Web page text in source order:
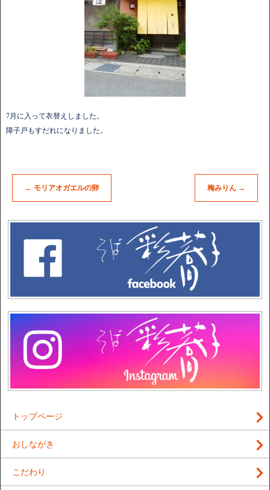
7月に入って衣替えしました。
障子戸もすだれになりました。
← モリアオガエルの卵 梅みりん →
トップページ
おしながき
こだわり